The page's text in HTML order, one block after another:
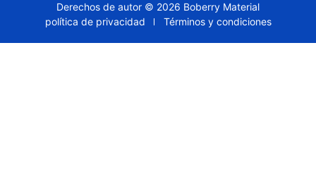
Derechos de autor © 2026 Boberry Material
política de privacidad
Términos y condiciones